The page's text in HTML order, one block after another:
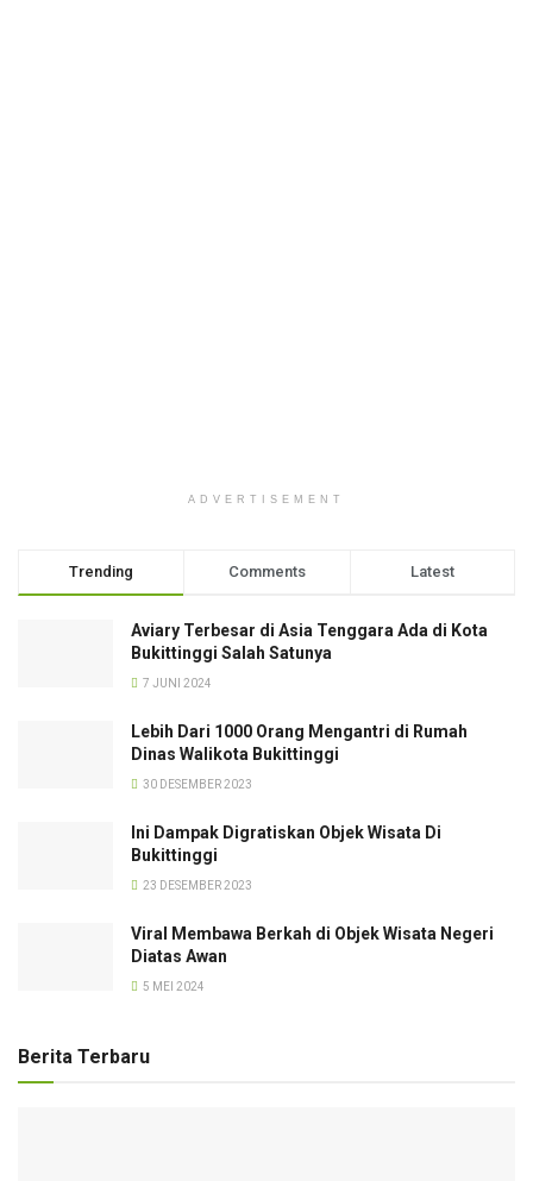
ADVERTISEMENT
Trending Comments Latest
Aviary Terbesar di Asia Tenggara Ada di Kota
Bukittinggi Salah Satunya
7 JUNI 2024
Lebih Dari 1000 Orang Mengantri di Rumah
Dinas Walikota Bukittinggi
30 DESEMBER 2023
Ini Dampak Digratiskan Objek Wisata Di
Bukittinggi
23 DESEMBER 2023
Viral Membawa Berkah di Objek Wisata Negeri
Diatas Awan
5 MEI 2024
Berita Terbaru